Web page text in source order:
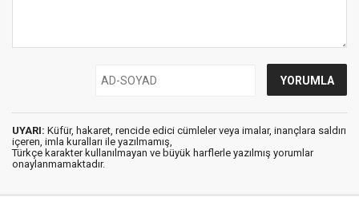
UYARI: Küfür, hakaret, rencide edici cümleler veya imalar, inançlara saldırı
içeren, imla kuralları ile yazılmamış,
Türkçe karakter kullanılmayan ve büyük harflerle yazılmış yorumlar
onaylanmamaktadır.